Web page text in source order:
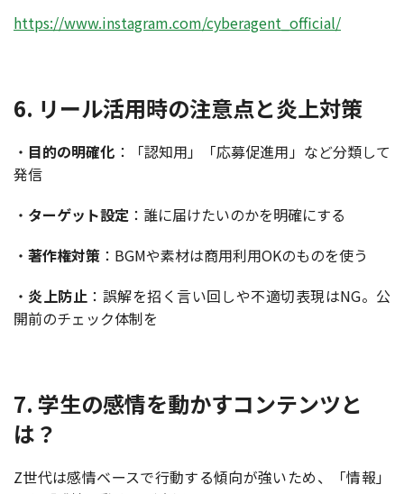
https://www.instagram.com/cyberagent_official/
6. リール活用時の注意点と炎上対策
・ 目的の明確化 ：「認知用」「応募促進用」など分類して
発信
・ ターゲット設定 ：誰に届けたいのかを明確にする
・ 著作権対策 ：BGMや素材は商用利用OKのものを使う
・ 炎上防止 ：誤解を招く言い回しや不適切表現はNG。公
開前のチェック体制を
7. 学生の感情を動かすコンテンツと
は？
Z世代は感情ベースで行動する傾向が強いため、「情報」